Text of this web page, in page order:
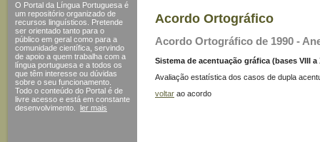
O Portal da Língua Portuguesa é
um repositório organizado de
recursos linguísticos. Pretende
ser orientado tanto para o
público em geral como para a
comunidade científica, servindo
de apoio a quem trabalha com a
língua portuguesa e a todos os
que têm interesse ou dúvidas
sobre o seu funcionamento.
Todo o conteúdo do Portal é de
livre acesso e está em constante
desenvolvimento.
ler mais
Acordo Ortográfico
Acordo Ortográfico de 1990 -
Sistema de acentuação gráfica (bases VIII a
Avaliação estatística dos casos de dupla
voltar ao acordo